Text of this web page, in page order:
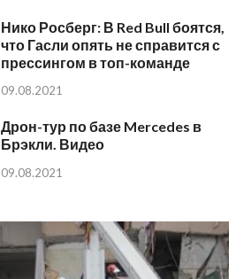
Нико Росберг: В Red Bull боятся,
что Гасли опять не справится с
прессингом в топ-команде
09.08.2021
Дрон-тур по базе Mercedes в
Брэкли. Видео
09.08.2021